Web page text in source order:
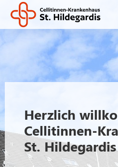
Herzlich
Cellitinnen-
St. Hildegardis